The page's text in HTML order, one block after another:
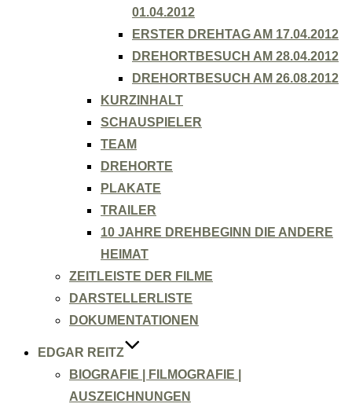
01.04.2012
ERSTER DREHTAG AM 17.04.2012
DREHORTBESUCH AM 28.04.2012
DREHORTBESUCH AM 26.08.2012
KURZINHALT
SCHAUSPIELER
TEAM
DREHORTE
PLAKATE
TRAILER
10 JAHRE DREHBEGINN DIE ANDERE
HEIMAT
ZEITLEISTE DER FILME
DARSTELLERLISTE
DOKUMENTATIONEN
EDGAR REITZ
BIOGRAFIE | FILMOGRAFIE |
AUSZEICHNUNGEN